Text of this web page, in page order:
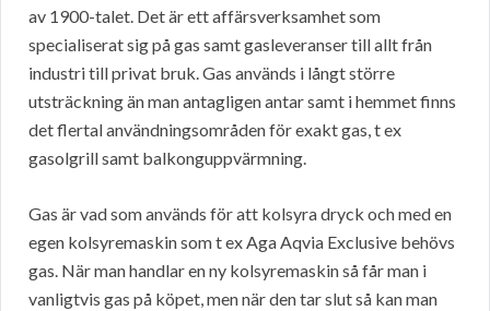
av 1900-talet. Det är ett affärsverksamhet som
specialiserat sig på gas samt gasleveranser till allt från
industri till privat bruk. Gas används i långt större
utsträckning än man antagligen antar samt i hemmet finns
det flertal användningsområden för exakt gas, t ex
gasolgrill samt balkonguppvärmning.
Gas är vad som används för att kolsyra dryck och med en
egen kolsyremaskin som t ex Aga Aqvia Exclusive behövs
gas. När man handlar en ny kolsyremaskin så får man i
vanligtvis gas på köpet, men när den tar slut så kan man